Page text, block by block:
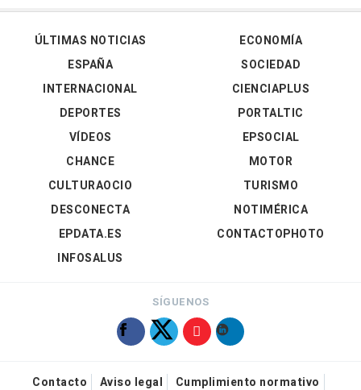
ÚLTIMAS NOTICIAS
ESPAÑA
INTERNACIONAL
DEPORTES
VÍDEOS
ECONOMÍA
SOCIEDAD
CIENCIAPLUS
PORTALTIC
EPSOCIAL
CHANCE
CULTURAOCIO
DESCONECTA
EPDATA.ES
INFOSALUS
MOTOR
TURISMO
NOTIMÉRICA
CONTACTOPHOTO
SÍGUENOS
Contacto Aviso legal Cumplimiento normativo